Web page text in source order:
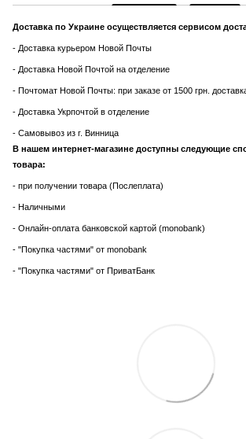
Доставка по Украине осуществляется сервисом
- Доставка курьером Новой Почты
- Доставка Новой Почтой на отделение
- Почтомат Новой Почты: при заказе от 1500 грн.
- Доставка Укрпочтой в отделение
- Самовывоз из г. Винница
В нашем интернет-магазине доступны следующие
товара:
- при получении товара (Послеплата)
- Наличными
- Онлайн-оплата банковской картой (monobank)
- "Покупка частями" от monobank
- "Покупка частями" от ПриватБанк